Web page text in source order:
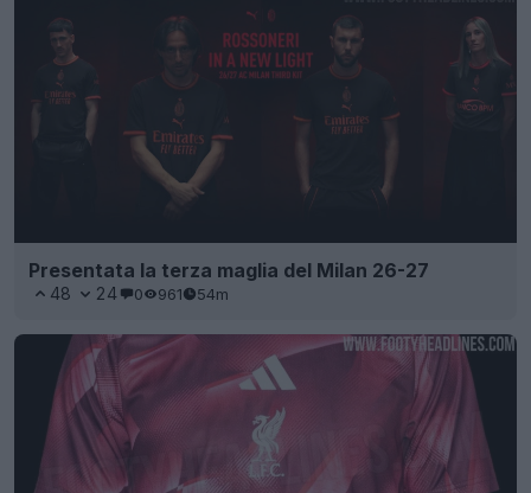
Presentata la terza maglia del Milan 26-27
48 24 0 961 54m